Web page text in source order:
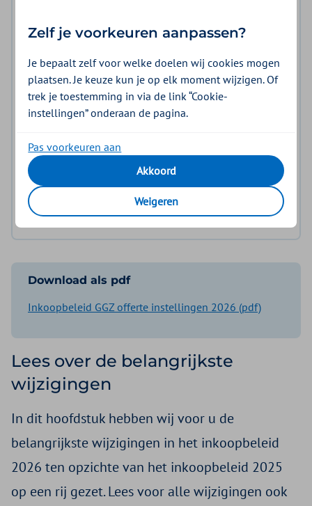
Planning en termijnen
Naleving en controle
Bijlage 1: Inkoopvoorwaarden curatieve GGZ
Bijlage 2: Prestaties die we niet of onder
voorwaarden inkopen
Download als pdf
Inkoopbeleid GGZ offerte instellingen 2026 (pdf)
Lees over de belangrijkste
wijzigingen
In dit hoofdstuk hebben wij voor u de
belangrijkste wijzigingen in het inkoopbeleid
2026 ten opzichte van het inkoopbeleid 2025
op een rij gezet. Lees voor alle wijzigingen ook
Zelf je voorkeuren aanpassen?
Je bepaalt zelf voor welke doelen wij cookies mogen
plaatsen. Je keuze kun je op elk moment wijzigen. Of
trek je toestemming in via de link “Cookie-
instellingen” onderaan de pagina.
Pas voorkeuren aan
Akkoord
Weigeren